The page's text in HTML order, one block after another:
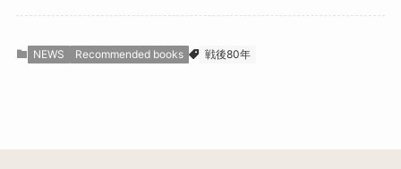
NEWS Recommended books 戦後80年